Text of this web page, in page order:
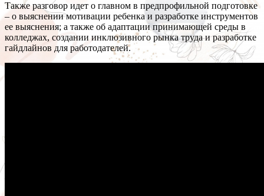
Также разговор идет о главном в предпрофильной подготовке
– о выяснении мотивации ребенка и разработке инструментов
ее выяснения; а также об адаптации принимающей среды в
колледжах, создании инклюзивного рынка труда и разработке
гайдлайнов для работодателей.